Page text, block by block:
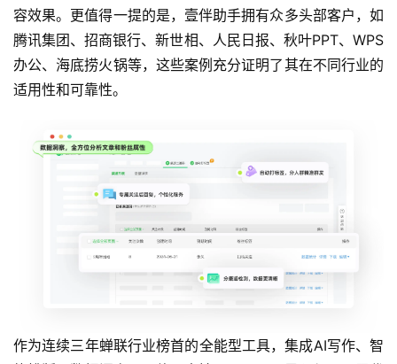
容效果。更值得一提的是，壹伴助手拥有众多头部客户，如
腾讯集团、招商银行、新世相、人民日报、秋叶PPT、WPS
办公、海底捞火锅等，这些案例充分证明了其在不同行业的
适用性和可靠性。
作为连续三年蝉联行业榜首的全能型工具，集成AI写作、智